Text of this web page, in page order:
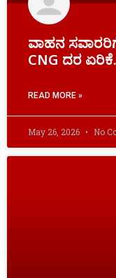
ವಾಹನ
CNG ದರ
READ MORE »
May 26, 2026 No